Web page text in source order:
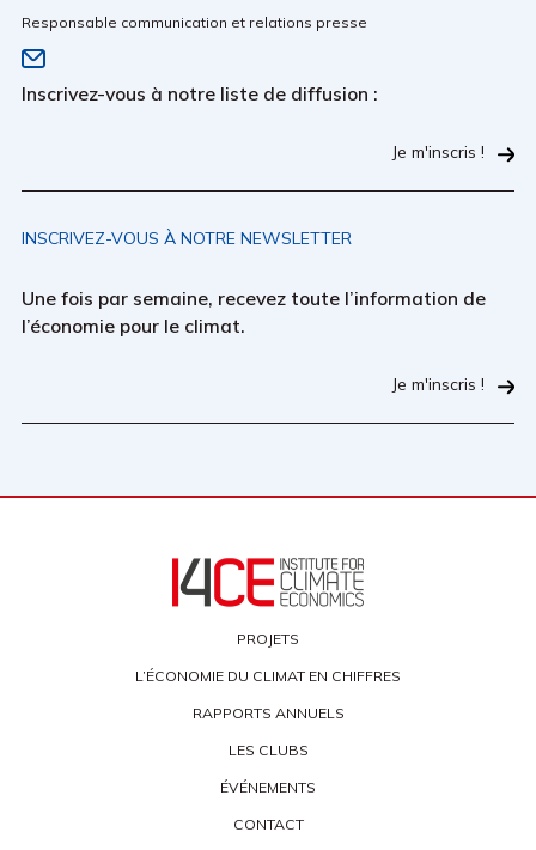
Responsable communication et relations presse
Inscrivez-vous à notre liste de diffusion :
Je m'inscris !
INSCRIVEZ-VOUS À NOTRE NEWSLETTER
Une fois par semaine, recevez toute l’information de
l’économie pour le climat.
Je m'inscris !
PROJETS
L’ÉCONOMIE DU CLIMAT EN CHIFFRES
RAPPORTS ANNUELS
LES CLUBS
ÉVÉNEMENTS
CONTACT